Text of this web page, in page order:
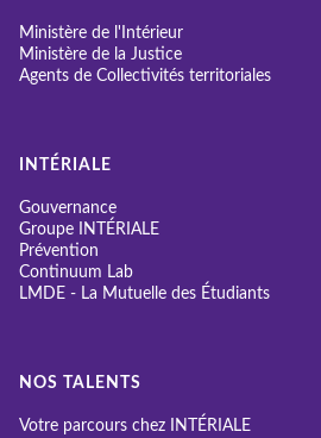
Ministère de l'Intérieur
Ministère de la Justice
Agents de Collectivités territoriales
INTÉRIALE
Gouvernance
Groupe INTÉRIALE
Prévention
Continuum Lab
LMDE - La Mutuelle des Étudiants
NOS TALENTS
Votre parcours chez INTÉRIALE